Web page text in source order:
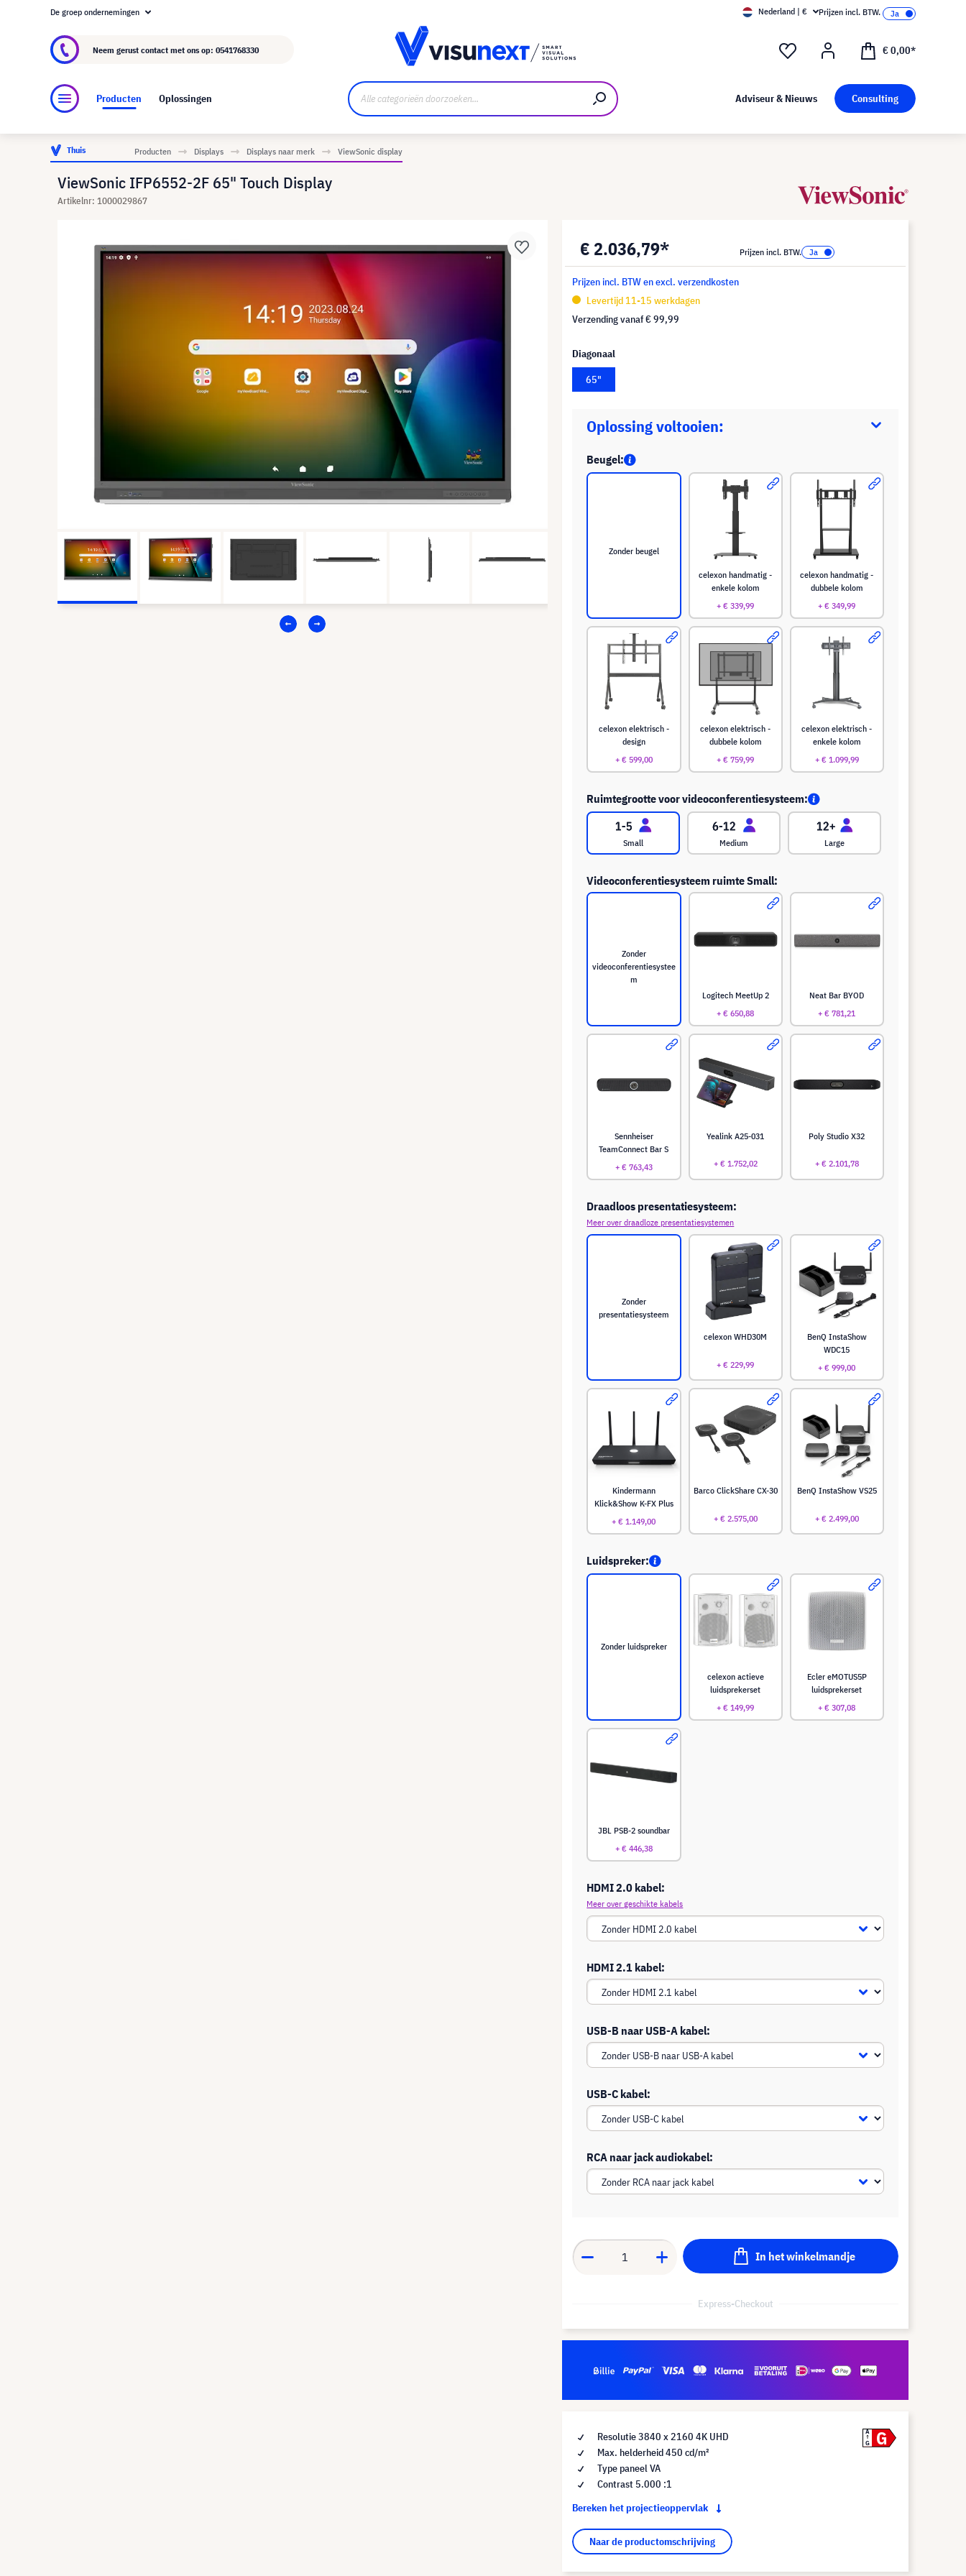
Over visunext.nl
De groep ondernemingen Nederland | € Prijzen incl. BTW.
Neem gerust contact met ons op: 0541768330 € 0,00*
Producten Oplossingen Adviseur & Nieuws Consulting
Thuis Producten Displays Displays naar merk ViewSonic display
ViewSonic IFP6552-2F 65" Touch Display
Artikelnr: 1000029867
€ 2.036,79* Prijzen incl. BTW.
Prijzen incl. BTW en excl. verzendkosten
Levertijd 11-15 werkdagen
Verzending vanaf€ 99,99
Diagonaal
65"
Oplossing voltooien:
Beugel:
Zonder beugel
celexon handmatig -
enkele kolom
+ € 339,99
celexon handmatig -
dubbele kolom
+ € 349,99
celexon elektrisch -
design
+ € 599,00
celexon elektrisch -
dubbele kolom
+ € 759,99
celexon elektrisch -
enkele kolom
+ € 1.099,99
Ruimtegrootte voor videoconferentiesysteem:
Small Medium Large
Videoconferentiesysteem ruimte Small:
Zonder
videoconferentiesystee
m
Logitech MeetUp 2
+ € 650,88
Neat Bar BYOD
+ € 781,21
Sennheiser
TeamConnect Bar S
+ € 763,43
Yealink A25-031
+ € 1.752,02
Poly Studio X32
+ € 2.101,78
Draadloos presentatiesysteem:
Meer over draadloze presentatiesystemen
Zonder
presentatiesysteem
celexon WHD30M
+ € 229,99
BenQ InstaShow
WDC15
+ € 999,00
Kindermann
Klick&Show K-FX Plus
+ € 1.149,00
Barco ClickShare CX-30
+ € 2.575,00
BenQ InstaShow VS25
+ € 2.499,00
Luidspreker:
Zonder luidspreker
celexon actieve
luidsprekerset
+ € 149,99
Ecler eMOTUS5P
luidsprekerset
+ € 307,08
JBL PSB-2 soundbar
+ € 446,38
HDMI 2.0 kabel:
Meer over geschikte kabels
HDMI 2.1 kabel:
USB-B naar USB-A kabel:
USB-C kabel:
RCA naar jack audiokabel:
In het winkelmandje
Express-Checkout
Resolutie 3840 x 2160 4K UHD
Max. helderheid 450 cd/m²
Type paneel VA
Contrast 5.000 :1
Bereken het projectieoppervlak
Naar de productomschrijving
A
G
G